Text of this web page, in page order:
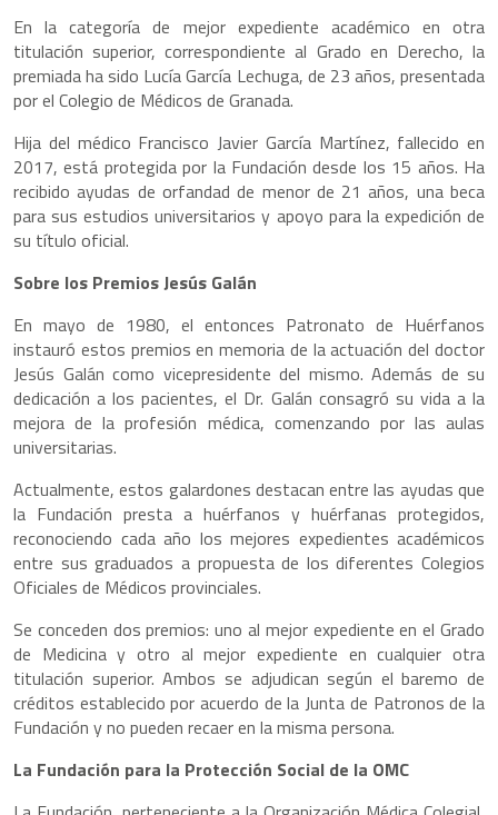
En la categoría de mejor expediente académico en otra
titulación superior, correspondiente al Grado en Derecho, la
premiada ha sido Lucía García Lechuga, de 23 años, presentada
por el Colegio de Médicos de Granada.
Hija del médico Francisco Javier García Martínez, fallecido en
2017, está protegida por la Fundación desde los 15 años. Ha
recibido ayudas de orfandad de menor de 21 años, una beca
para sus estudios universitarios y apoyo para la expedición de
su título oficial.
Sobre los Premios Jesús Galán
En mayo de 1980, el entonces Patronato de Huérfanos
instauró estos premios en memoria de la actuación del doctor
Jesús Galán como vicepresidente del mismo. Además de su
dedicación a los pacientes, el Dr. Galán consagró su vida a la
mejora de la profesión médica, comenzando por las aulas
universitarias.
Actualmente, estos galardones destacan entre las ayudas que
la Fundación presta a huérfanos y huérfanas protegidos,
reconociendo cada año los mejores expedientes académicos
entre sus graduados a propuesta de los diferentes Colegios
Oficiales de Médicos provinciales.
Se conceden dos premios: uno al mejor expediente en el Grado
de Medicina y otro al mejor expediente en cualquier otra
titulación superior. Ambos se adjudican según el baremo de
créditos establecido por acuerdo de la Junta de Patronos de la
Fundación y no pueden recaer en la misma persona.
La Fundación para la Protección Social de la OMC